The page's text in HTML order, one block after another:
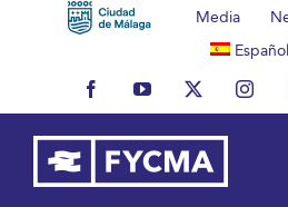
Media
Español
FacebookYouTubeX